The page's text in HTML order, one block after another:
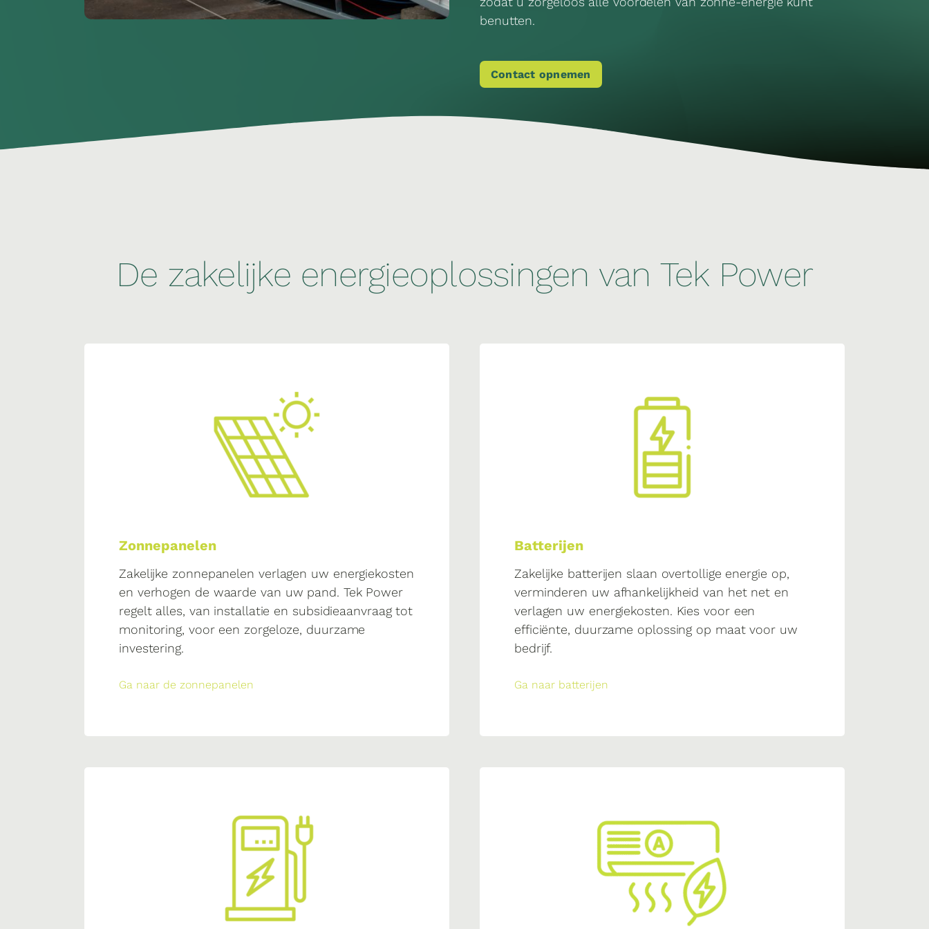
benutten.
Contact opnemen
De zakelijke energieoplossingen van Tek Power
Zonnepanelen
Zakelijke zonnepanelen verlagen uw energiekosten
en verhogen de waarde van uw pand. Tek Power
regelt alles, van installatie en subsidieaanvraag tot
monitoring, voor een zorgeloze, duurzame
investering.
Ga naar de zonnepanelen
Batterijen
Zakelijke batterijen slaan overtollige energie op,
verminderen uw afhankelijkheid van het net en
verlagen uw energiekosten. Kies voor een
efficiënte, duurzame oplossing op maat voor uw
bedrijf.
Ga naar batterijen